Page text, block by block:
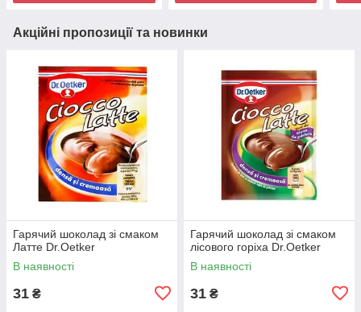
Акційні пропозиції та новинки
Гарячий шоколад зі смаком
Латте Dr.Oetker
В наявності
31 ₴
Гарячий шоколад зі смаком
лісового горіха Dr.Oetker
В наявності
31 ₴